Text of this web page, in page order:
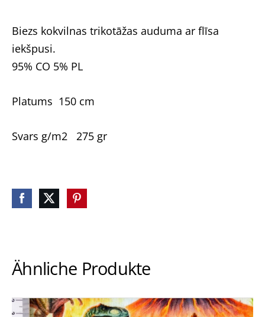
Biezs kokvilnas trikotāžas auduma ar flīsa
iekšpusi.
95% CO 5% PL
Platums 150 cm
Svars g/m2 275 gr
Ähnliche Produkte